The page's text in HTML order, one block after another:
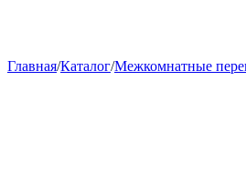
Главная/Каталог/Межкомнатные